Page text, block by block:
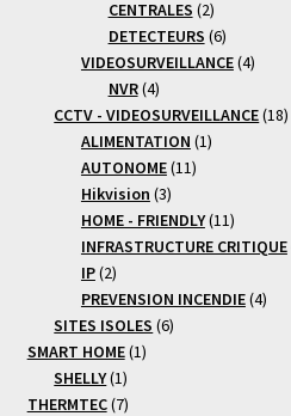
produits
CENTRALES 22
produits
DETECTEURS 66
produits
VIDEOSURVEILLANCE 44
NVR 44
produits
CCTV - VIDEOSURVEILLANCE 1818
ALIMENTATION 11
AUTONOME 1111
Hikvision 33
produits
HOME - FRIENDLY 1111
produits
INFRASTRUCTURE CRITIQUE
IP 22
produits
PREVENSION INCENDIE 44
SITES ISOLES 66
SMART HOME 11
SHELLY 11
produit
THERMTEC 77